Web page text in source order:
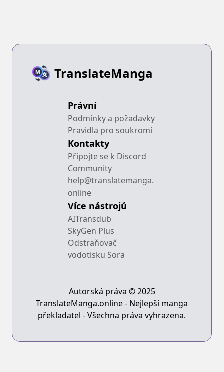
TranslateManga
Právní
Podmínky a požadavky
Pravidla pro soukromí
Kontakty
Připojte se k Discord
Community
help@translatemanga.
online
Více nástrojů
AITransdub
SkyGen Plus
Odstraňovač
vodotisku Sora
Autorská práva © 2025
TranslateManga.online - Nejlepší manga
překladatel - Všechna práva vyhrazena.